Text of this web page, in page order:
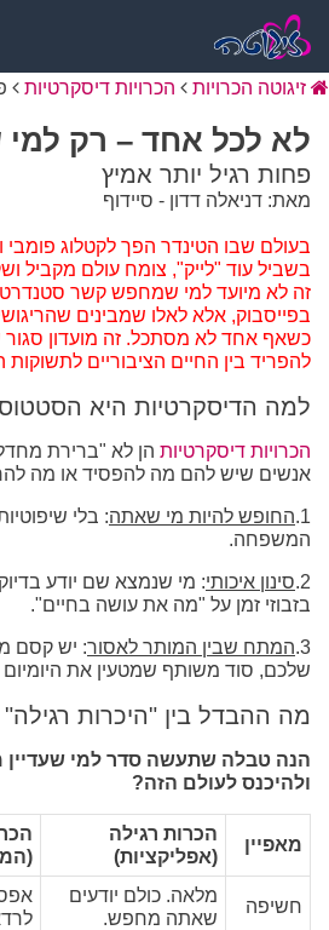
זיגוטה הכרויות הכרויות דיסקרטיות
לא לכל אחד – רק
פחות רגיל יותר אמיץ
מאת: דניאלה דדון - סיידוף
בעולם שבו הטינדר הפך לקטלוג פומבי
בשביל עוד "לייק", צומח עולם מקביל
זה לא מיועד למי שמחפש קשר
בפייסבוק, אלא לאלו שמבינים
כשאף אחד לא מסתכל. זה מועדון
להפריד בין החיים הציבוריים
למה הדיסקרטיות היא
הכרויות דיסקרטיות הן לא "ברירת
אנשים שיש להם מה להפסיד או מה
1. החופש להיות מי שאתה: בלי
המשפחה.
2. סינון איכותי: מי שנמצא שם יודע
בזבוזי זמן על "מה את עושה בחיים".
3. המתח שבין המותר לאסור: יש קסם
שלכם, סוד משותף שמטעין את היומיום
מה ההבדל בין "היכרות
הנה טבלה שתעשה סדר למי
ולהיכנס לעולם הזה?
מאפיין
הכרות רגילה
(אפליקציות)
חשיפה
מלאה. כולם יודעים
שאתה מחפש.